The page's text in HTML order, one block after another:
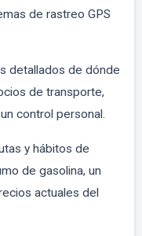
de rastreo GPS
detallados de dónde
de transporte,
control personal.
y hábitos de
de gasolina, un
actuales del